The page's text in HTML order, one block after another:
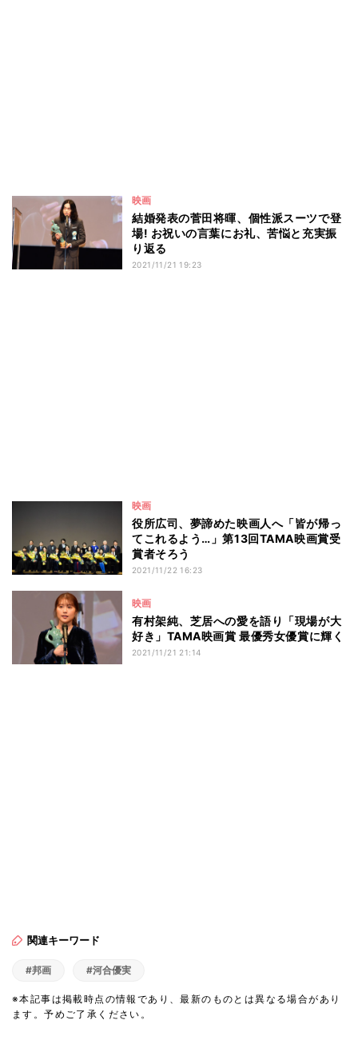
映画
結婚発表の菅田将暉、個性派スーツで登
場! お祝いの言葉にお礼、苦悩と充実振
り返る
2021/11/21 19:23
映画
役所広司、夢諦めた映画人へ「皆が帰っ
てこれるよう…」第13回TAMA映画賞受
賞者そろう
2021/11/22 16:23
映画
有村架純、芝居への愛を語り「現場が大
好き」TAMA映画賞 最優秀女優賞に輝く
2021/11/21 21:14
関連キーワード
#邦画 #河合優実
※本記事は掲載時点の情報であり、最新のものとは異なる場合があり
ます。予めご了承ください。